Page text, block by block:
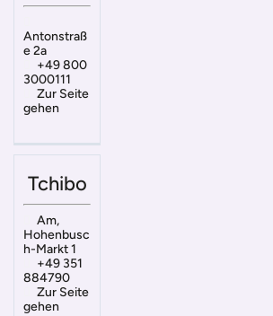
Antonstraß
e 2a
+49 800
3000111
Zur Seite
gehen
Tchibo
Am,
Hohenbusc
h-Markt 1
+49 351
884790
Zur Seite
gehen